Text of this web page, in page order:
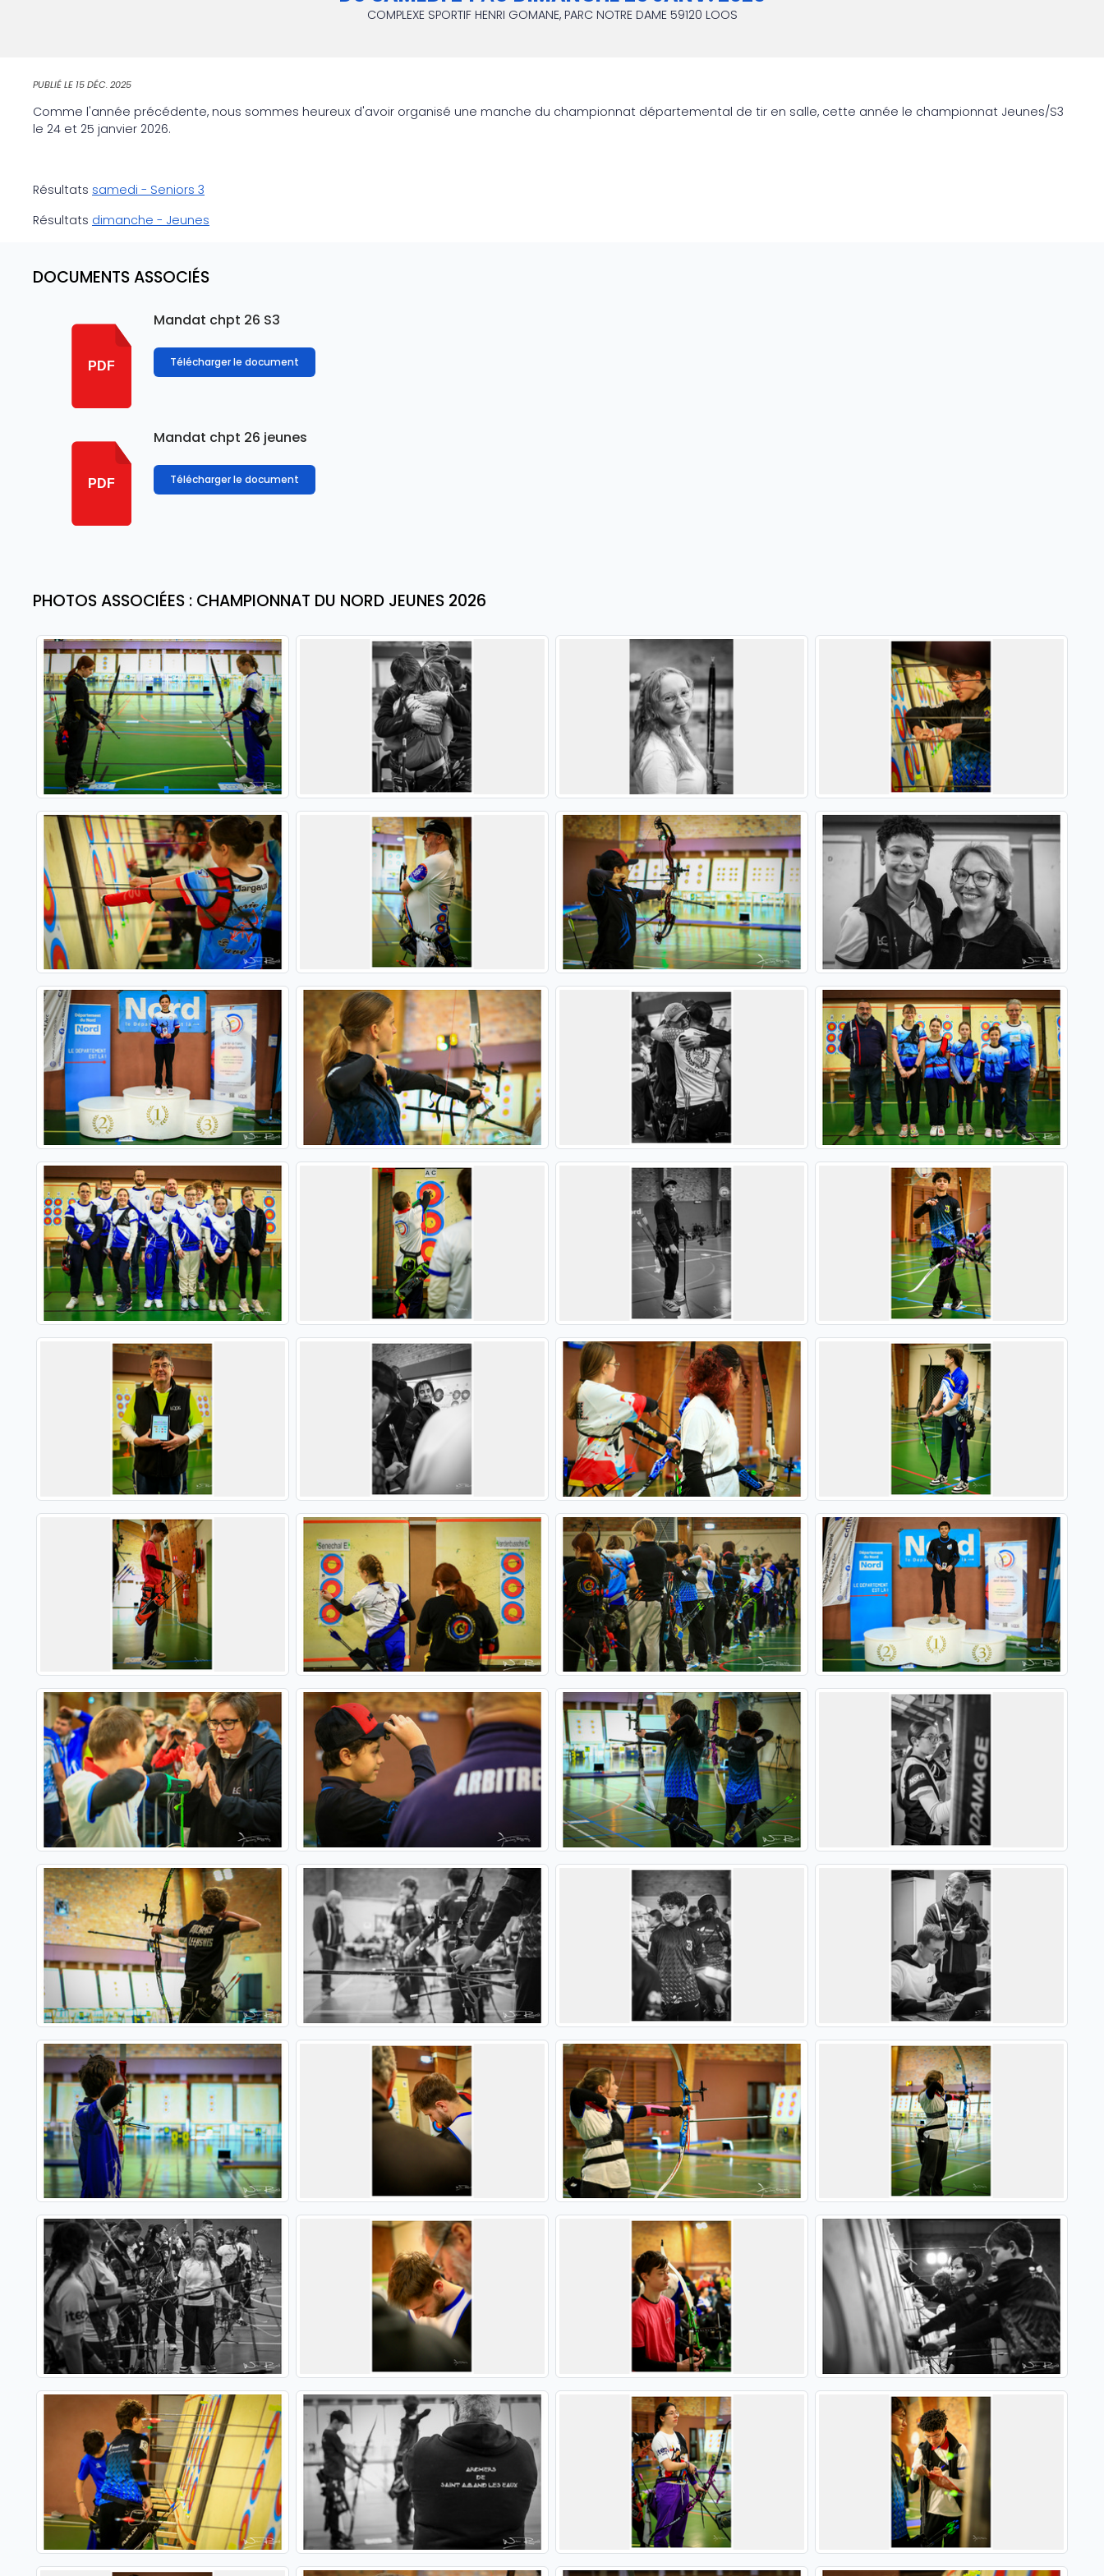
COMPLEXE SPORTIF HENRI GOMANE, PARC NOTRE DAME 59120 LOOS
PUBLIÉ LE 15 DÉC. 2025
Comme l'année précédente, nous sommes heureux d'avoir organisé une manche du championnat départemental de tir en salle, cette année le championnat Jeunes/S3
le 24 et 25 janvier 2026.
Résultats samedi - Seniors 3
Résultats dimanche - Jeunes
DOCUMENTS ASSOCIÉS
PDF
Mandat chpt 26 S3
Télécharger le document
PDF
Mandat chpt 26 jeunes
Télécharger le document
PHOTOS ASSOCIÉES : CHAMPIONNAT DU NORD JEUNES 2026